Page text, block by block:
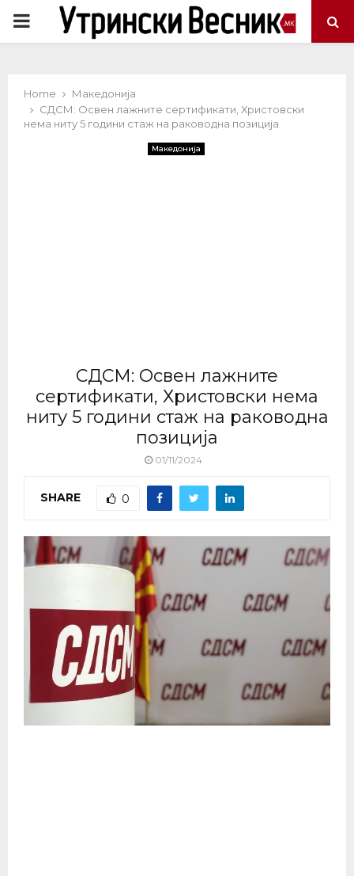
PRIMARY
Home
Македонија
СДСМ: Освен лажните сертификати, Христовски
нема ниту 5 години стаж на раководна позиција
Македонија
СДСМ: Освен лажните
сертификати, Христовски нема
ниту 5 години стаж на раководна
позиција
01/11/2024
SHARE 0